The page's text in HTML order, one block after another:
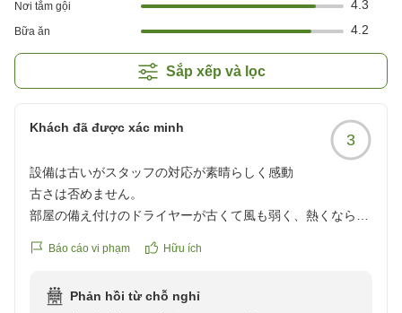
Nơi tắm gội 4.3
Bữa ăn 4.2
Sắp xếp và lọc
Khách đã được xác minh
3
設備は古いがスタッフの対応が素晴らしく感動
古さは否めません。
部屋の備え付けのドライヤーが古くて風も弱く、熱くならな
椅子が古くてお尻が痛くなります(笑)顔である一階ロビーの
売店が午前中しか開いていないのも残念。
Báo cáo vi phạm Hữu ích
Phản hồi từ chỗ nghỉ